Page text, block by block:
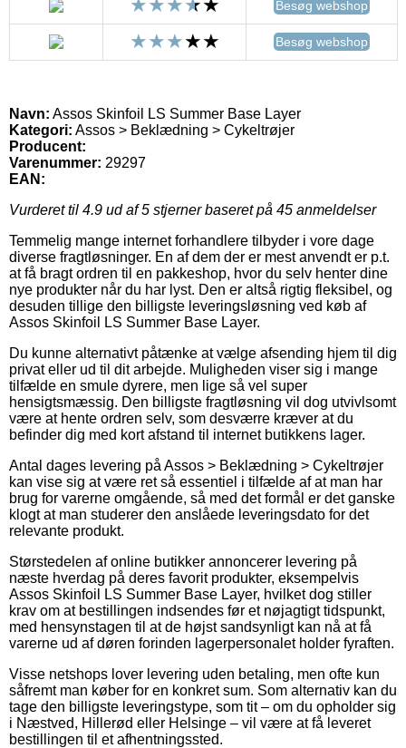
Besøg webshop
Besøg webshop
Navn: Assos Skinfoil LS Summer Base Layer
Kategori: Assos > Beklædning > Cykeltrøjer
Producent:
Varenummer: 29297
EAN:
Vurderet til 4.9 ud af 5 stjerner baseret på 45 anmeldelser
Temmelig mange internet forhandlere tilbyder i vore dage
diverse fragtløsninger. En af dem der er mest anvendt er p.t.
at få bragt ordren til en pakkeshop, hvor du selv henter dine
nye produkter når du har lyst. Den er altså rigtig fleksibel, og
desuden tillige den billigste leveringsløsning ved køb af
Assos Skinfoil LS Summer Base Layer.
Du kunne alternativt påtænke at vælge afsending hjem til dig
privat eller ud til dit arbejde. Muligheden viser sig i mange
tilfælde en smule dyrere, men lige så vel super
hensigtsmæssig. Den billigste fragtløsning vil dog utvivlsomt
være at hente ordren selv, som desværre kræver at du
befinder dig med kort afstand til internet butikkens lager.
Antal dages levering på Assos > Beklædning > Cykeltrøjer
kan vise sig at være ret så essentiel i tilfælde af at man har
brug for varerne omgående, så med det formål er det ganske
klogt at man studerer den anslåede leveringsdato for det
relevante produkt.
Størstedelen af online butikker annoncerer levering på
næste hverdag på deres favorit produkter, eksempelvis
Assos Skinfoil LS Summer Base Layer, hvilket dog stiller
krav om at bestillingen indsendes før et nøjagtigt tidspunkt,
med hensynstagen til at de højst sandsynligt kan nå at få
varerne ud af døren forinden lagerpersonalet holder fyraften.
Visse netshops lover levering uden betaling, men ofte kun
såfremt man køber for en konkret sum. Som alternativ kan du
tage den billigste leveringstype, som tit – om du opholder sig
i Næstved, Hillerød eller Helsinge – vil være at få leveret
bestillingen til et afhentningssted.